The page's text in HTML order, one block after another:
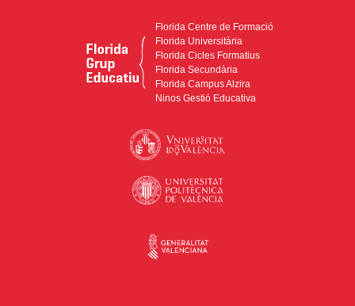
Florida Centre de Formació
Florida Universitària
Florida Cicles Formatius
Florida Secundària
Florida Campus Alzira
Ninos Gestió Educativa